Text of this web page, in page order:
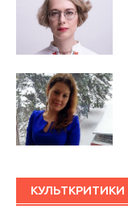
КУЛЬТКРИТИКИ